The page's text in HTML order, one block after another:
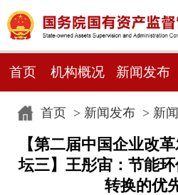
首页 机构概况 新闻发布
首页> 新闻发布> 新闻
【第二届中国企业改
坛三】王彤宙：节能
转换的优